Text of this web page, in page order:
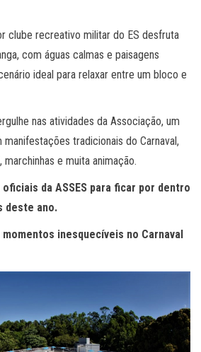
clube recreativo militar do ES desfruta
com águas calmas e paisagens
ideal para relaxar entre um bloco e
nas atividades da Associação, um
tradicionais do Carnaval,
e muita animação.
da ASSES para ficar por dentro
deste ano.
inesquecíveis no Carnaval